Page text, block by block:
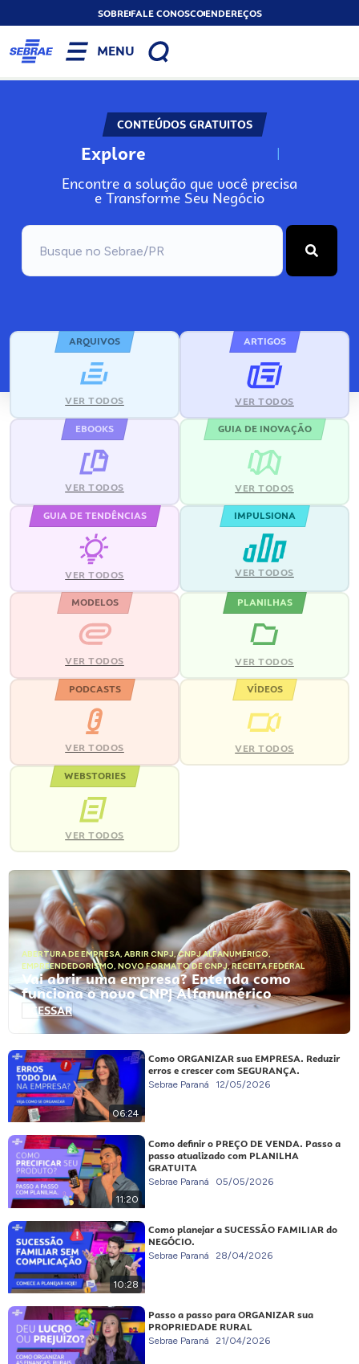
SOBREFALE CONOSCOENDEREÇOS
MENU
CONTEÚDOS GRATUITOS
Explore N
Encontre a solução que você precisa
e Transforme Seu Negócio
ARQUIVOS
VER TODOS
ARTIGOS
VER TODOS
EBOOKS
VER TODOS
GUIA DE INOVAÇÃO
VER TODOS
GUIA DE TENDÊNCIAS
VER TODOS
IMPULSIONA
VER TODOS
MODELOS
VER TODOS
PLANILHAS
VER TODOS
PODCASTS
VER TODOS
VÍDEOS
VER TODOS
WEBSTORIES
VER TODOS
ABERTURA DE EMPRESA, ABRIR CNPJ,CNPJ ALFANUMÉRICO,
EMPREENDEDORISMO, NOVO FORMATO DE CNPJ,RECEITA FEDERAL
Vai abrir uma empresa? Entenda como
funciona o novo CNPJ Alfanumérico
ACESSAR
06:24
Como ORGANIZAR sua EMPRESA. Reduzir
erros e crescer com SEGURANÇA.
Sebrae Paraná 12/05/2026
11:20
Como definir o PREÇO DE VENDA. Passo a
passo atualizado com PLANILHA
GRATUITA
Sebrae Paraná 05/05/2026
10:28
Como planejar a SUCESSÃO FAMILIAR do
NEGÓCIO.
Sebrae Paraná 28/04/2026
Passo a passo para ORGANIZAR sua
PROPRIEDADE RURAL
Sebrae Paraná 21/04/2026